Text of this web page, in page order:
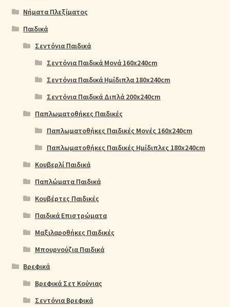
Νήματα Πλεξίματος
Παιδικά
Σεντόνια Παιδικά
Σεντόνια Παιδικά Μονά 160x240cm
Σεντόνια Παιδικά Ημίδιπλα 180x240cm
Σεντόνια Παιδικά Διπλά 200x240cm
Παπλωματοθήκες Παιδικές
Παπλωματοθήκες Παιδικές Μονές 160x240cm
Παπλωματοθήκες Παιδικές Ημίδιπλες 180x240cm
Κουβερλί Παιδικά
Παπλώματα Παιδικά
Κουβέρτες Παιδικές
Παιδικά Επιστρώματα
Μαξιλαροθήκες Παιδικές
Μπουρνούζια Παιδικά
Βρεφικά
Βρεφικά Σετ Κούνιας
Σεντόνια Βρεφικά